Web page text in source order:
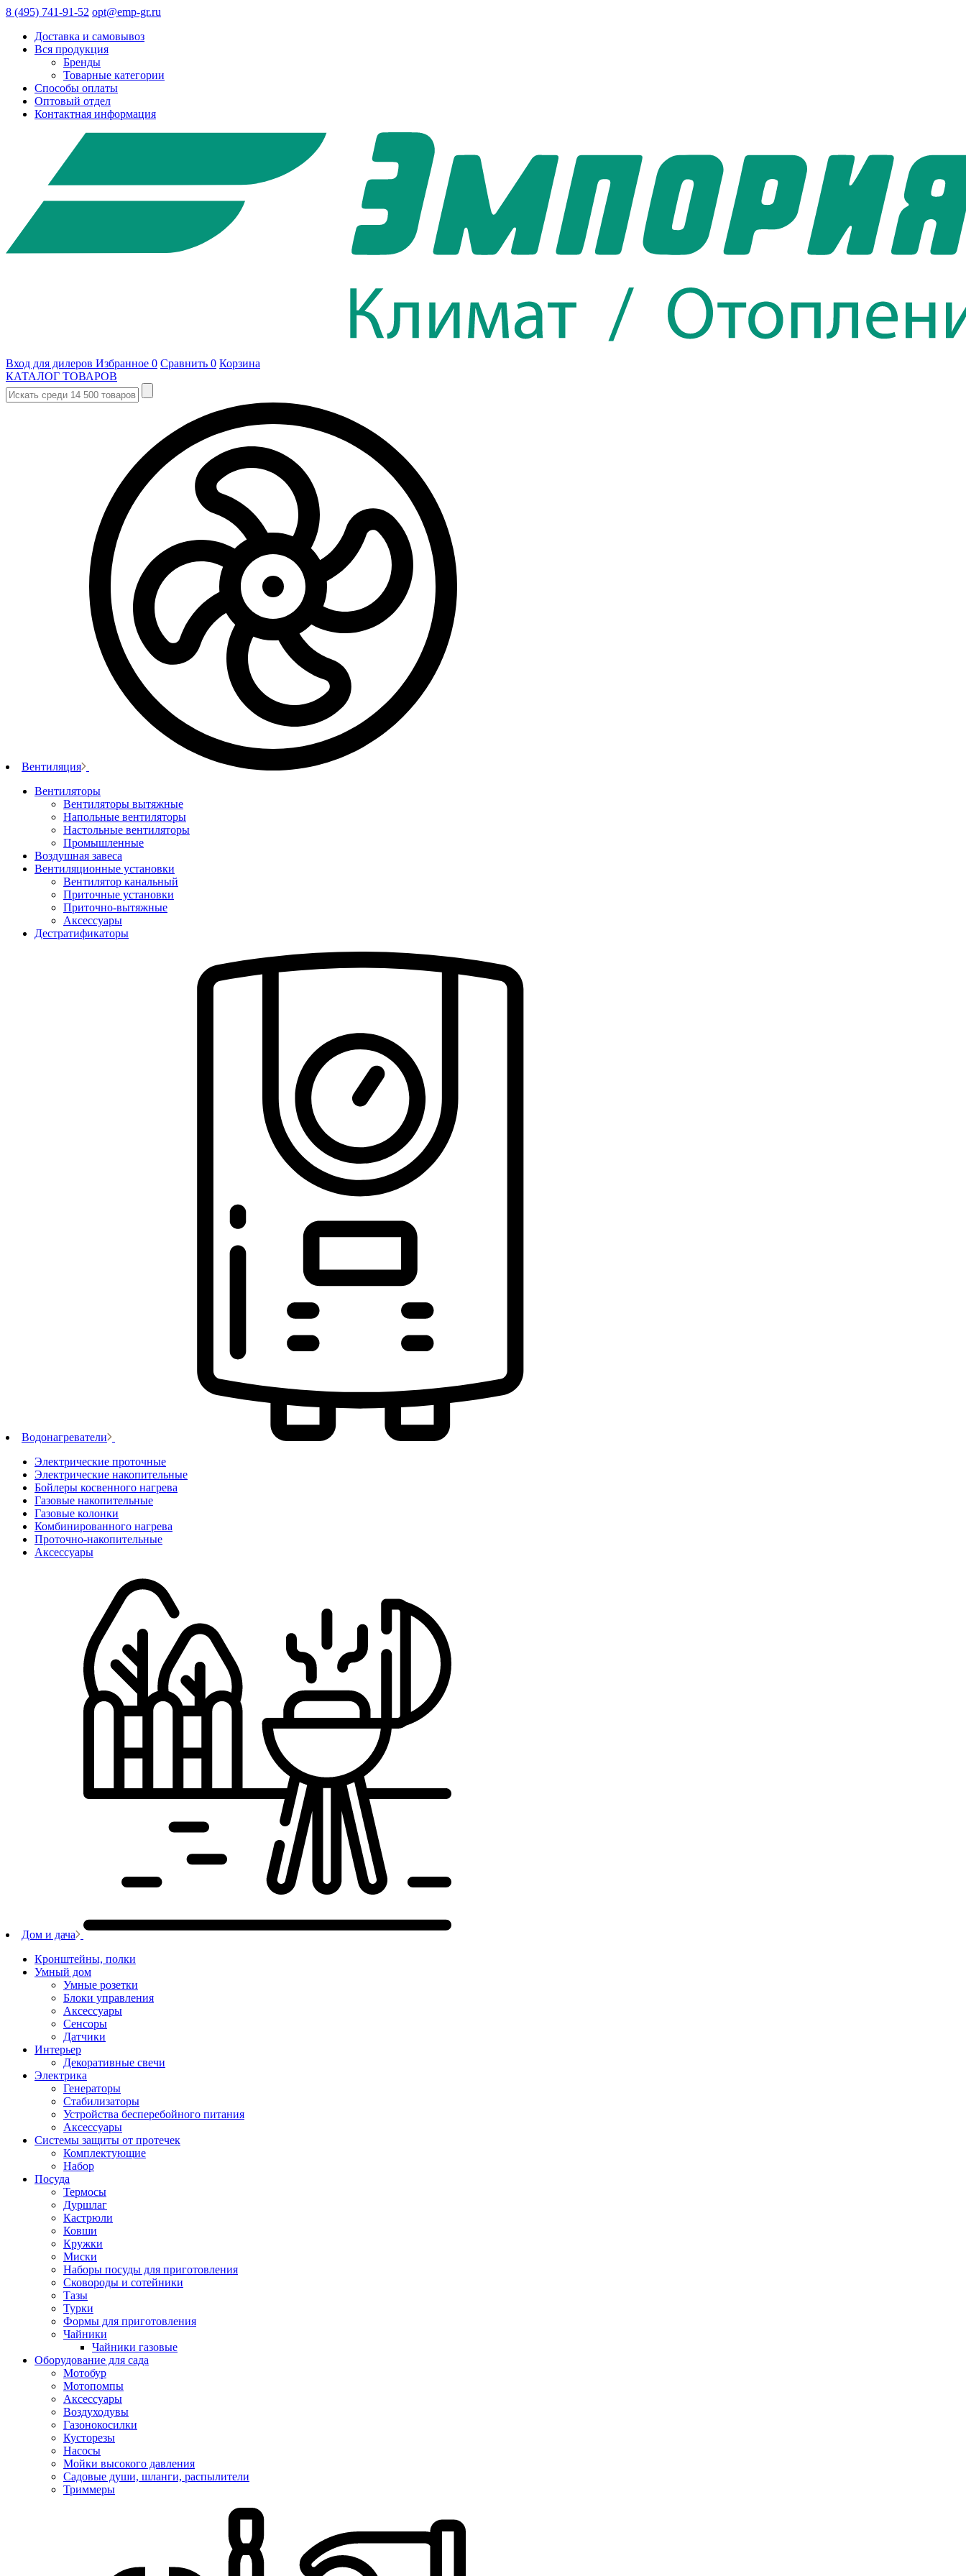
8 (495) 741-91-52 opt@emp-gr.ru
Доставка и самовывоз
Вся продукция
Бренды
Товарные категории
Способы оплаты
Оптовый отдел
Контактная информация
Вход для дилеров Избранное 0 Сравнить 0 Корзина
КАТАЛОГ ТОВАРОВ
Вентиляция
Вентиляторы
Вентиляторы вытяжные
Напольные вентиляторы
Настольные вентиляторы
Промышленные
Воздушная завеса
Вентиляционные установки
Вентилятор канальный
Приточные установки
Приточно-вытяжные
Аксессуары
Дестратификаторы
Водонагреватели
Электрические проточные
Электрические накопительные
Бойлеры косвенного нагрева
Газовые накопительные
Газовые колонки
Комбинированного нагрева
Проточно-накопительные
Аксессуары
Дом и дача
Кронштейны, полки
Умный дом
Умные розетки
Блоки управления
Аксессуары
Сенсоры
Датчики
Интерьер
Декоративные свечи
Электрика
Генераторы
Стабилизаторы
Устройства бесперебойного питания
Аксессуары
Системы защиты от протечек
Комплектующие
Набор
Посуда
Термосы
Дуршлаг
Кастрюли
Ковши
Кружки
Миски
Наборы посуды для приготовления
Сковороды и сотейники
Тазы
Турки
Формы для приготовления
Чайники
Чайники газовые
Оборудование для сада
Мотобур
Мотопомпы
Аксессуары
Воздуходувы
Газонокосилки
Кусторезы
Насосы
Мойки высокого давления
Садовые души, шланги, распылители
Триммеры